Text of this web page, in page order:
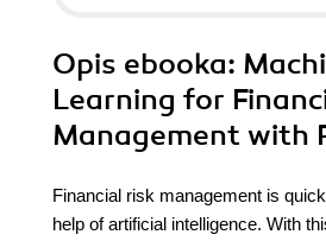
Opis ebooka:
Learning for
Management with
Financial risk management is
help of artificial intelligence. With